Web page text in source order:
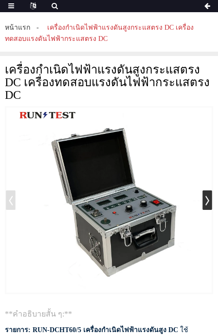
หน้าแรก
เครื่องกำเนิดไฟฟ้าแรงดันสูงกระแสตรง DC เครื่อง
ทดสอบแรงดันไฟฟ้ากระแสตรง DC
เครื่องกำเนิดไฟฟ้าแรงดันสูงกระแสตรง
DC เครื่องทดสอบแรงดันไฟฟ้ากระแสตรง
DC
**คำอธิบายสั้น ๆ:**
รายการ: RUN-DCHT60/5 เครื่องกำเนิดไฟฟ้าแรงดันสูง DC ใช้